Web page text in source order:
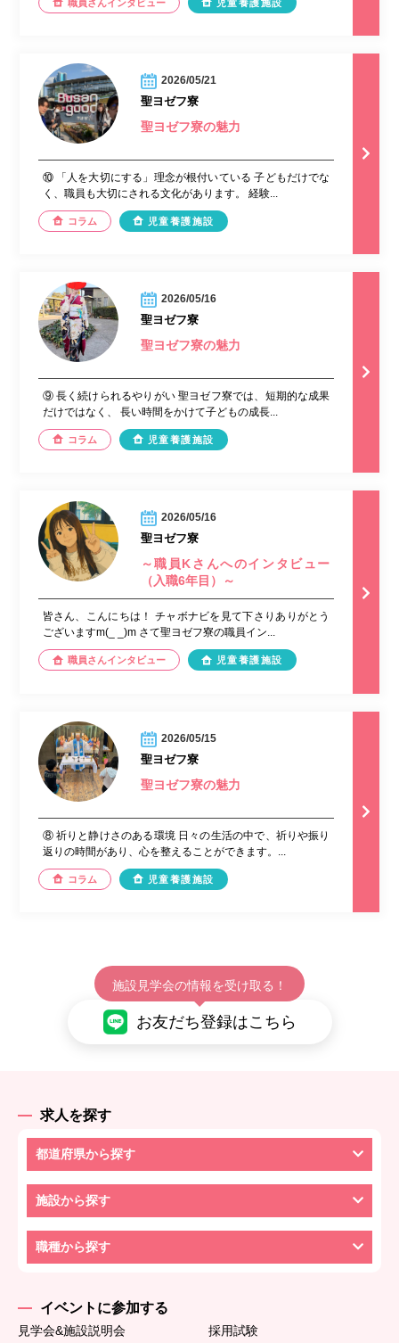
職員さんインタビュー 児童養護施設
2026/05/21
聖ヨゼフ寮
聖ヨゼフ寮の魅力
⑩ 「人を大切にする」理念が根付いている 子どもだけでな
く、職員も大切にされる文化があります。 経験...
コラム 児童養護施設
2026/05/16
聖ヨゼフ寮
聖ヨゼフ寮の魅力
⑨ 長く続けられるやりがい 聖ヨゼフ寮では、短期的な成果
だけではなく、 長い時間をかけて子どもの成長...
コラム 児童養護施設
2026/05/16
聖ヨゼフ寮
～職員Kさんへのインタビュー
（入職6年目）～
皆さん、こんにちは！ チャボナビを見て下さりありがとう
ございますm(_ _)m さて聖ヨゼフ寮の職員イン...
職員さんインタビュー 児童養護施設
2026/05/15
聖ヨゼフ寮
聖ヨゼフ寮の魅力
⑧ 祈りと静けさのある環境 日々の生活の中で、祈りや振り
返りの時間があり、心を整えることができます。...
コラム 児童養護施設
施設見学会の情報を受け取る！
お友だち登録はこちら
求人を探す
都道府県から探す
施設から探す
職種から探す
イベントに参加する
見学会&施設説明会
採用試験